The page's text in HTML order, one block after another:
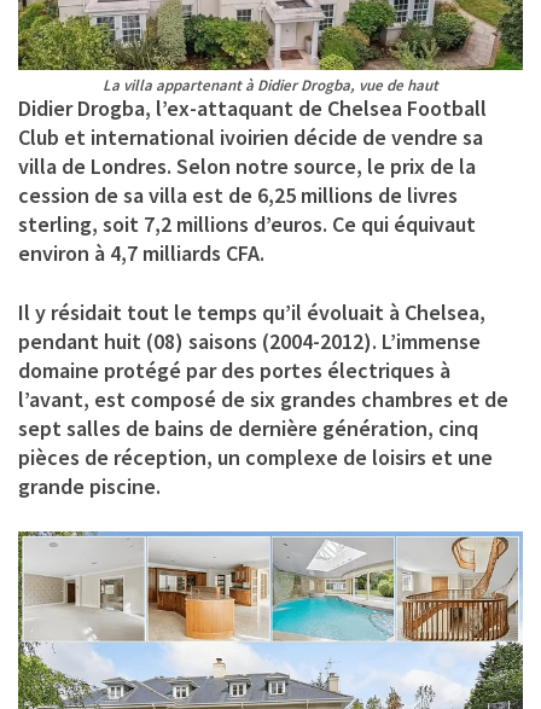
La villa appartenant à Didier Drogba, vue de haut
Didier Drogba, l’ex-attaquant de Chelsea Football
Club et international ivoirien décide de vendre sa
villa de Londres. Selon notre source, le prix de la
cession de sa villa est de 6,25 millions de livres
sterling, soit 7,2 millions d’euros. Ce qui équivaut
environ à 4,7 milliards CFA.
Il y résidait tout le temps qu’il évoluait à Chelsea,
pendant huit (08) saisons (2004-2012). L’immense
domaine protégé par des portes électriques à
l’avant, est composé de six grandes chambres et de
sept salles de bains de dernière génération, cinq
pièces de réception, un complexe de loisirs et une
grande piscine.